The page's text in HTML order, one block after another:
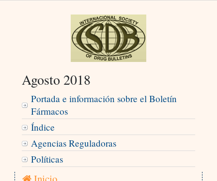
Agosto 2018
Portada e información sobre el Boletín
Fármacos
Índice
Agencias Reguladoras
Políticas